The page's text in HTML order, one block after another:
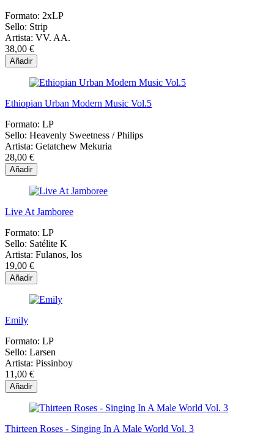
Formato: 2xLP
Sello: Strip
Artista: VV. AA.
38,00 €
Añadir
Ethiopian Urban Modern Music Vol.5
Formato: LP
Sello: Heavenly Sweetness / Philips
Artista: Getatchew Mekuria
28,00 €
Añadir
Live At Jamboree
Formato: LP
Sello: Satélite K
Artista: Fulanos, los
19,00 €
Añadir
Emily
Formato: LP
Sello: Larsen
Artista: Pissinboy
11,00 €
Añadir
Thirteen Roses - Singing In A Male World Vol. 3